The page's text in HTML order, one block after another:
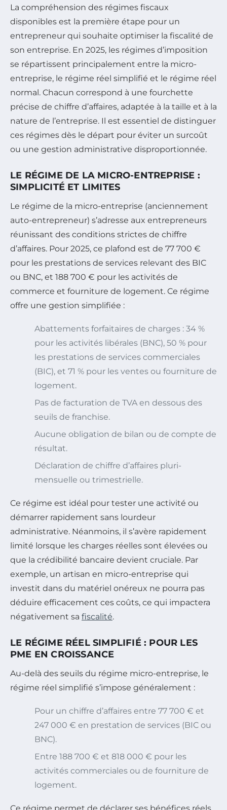
La compréhension des régimes fiscaux
disponibles est la première étape pour un
entrepreneur qui souhaite optimiser la fiscalité de
son entreprise. En 2025, les régimes d’imposition
se répartissent principalement entre la micro-
entreprise, le régime réel simplifié et le régime réel
normal. Chacun correspond à une fourchette
précise de chiffre d’affaires, adaptée à la taille et à la
nature de l’entreprise. Il est essentiel de distinguer
ces régimes dès le départ pour éviter un surcoût
ou une gestion administrative disproportionnée.
LE RÉGIME DE LA MICRO-ENTREPRISE :
SIMPLICITÉ ET LIMITES
Le régime de la micro-entreprise (anciennement
auto-entrepreneur) s’adresse aux entrepreneurs
réunissant des conditions strictes de chiffre
d’affaires. Pour 2025, ce plafond est de 77 700 €
pour les prestations de services relevant des BIC
ou BNC, et 188 700 € pour les activités de
commerce et fourniture de logement. Ce régime
offre une gestion simplifiée :
Abattements forfaitaires de charges : 34 %
pour les activités libérales (BNC), 50 % pour
les prestations de services commerciales
(BIC), et 71 % pour les ventes ou fourniture de
logement.
Pas de facturation de TVA en dessous des
seuils de franchise.
Aucune obligation de bilan ou de compte de
résultat.
Déclaration de chiffre d’affaires pluri-
mensuelle ou trimestrielle.
Ce régime est idéal pour tester une activité ou
démarrer rapidement sans lourdeur
administrative. Néanmoins, il s’avère rapidement
limité lorsque les charges réelles sont élevées ou
que la crédibilité bancaire devient cruciale. Par
exemple, un artisan en micro-entreprise qui
investit dans du matériel onéreux ne pourra pas
déduire efficacement ces coûts, ce qui impactera
négativement sa fiscalité.
LE RÉGIME RÉEL SIMPLIFIÉ : POUR LES
PME EN CROISSANCE
Au-delà des seuils du régime micro-entreprise, le
régime réel simplifié s’impose généralement :
Pour un chiffre d’affaires entre 77 700 € et
247 000 € en prestation de services (BIC ou
BNC).
Entre 188 700 € et 818 000 € pour les
activités commerciales ou de fourniture de
logement.
Ce régime permet de déclarer ses bénéfices réels